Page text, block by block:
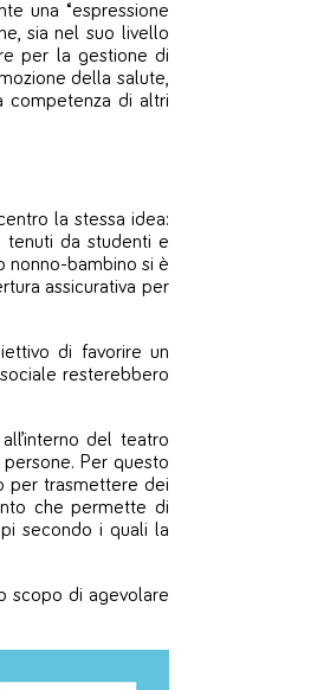
una “espressione
sia nel suo livello
per la gestione di
della salute,
competenza di altri
la stessa idea:
tenuti da studenti e
nonno-bambino si è
assicurativa per
di favorire un
resterebbero
del teatro
Per questo
per trasmettere dei
che permette di
secondo i quali la
scopo di agevolare